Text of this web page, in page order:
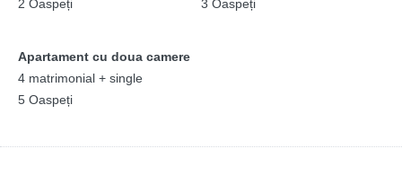
2 Oaspeți
3 Oaspeți
Apartament cu doua camere
4 matrimonial + single
5 Oaspeți